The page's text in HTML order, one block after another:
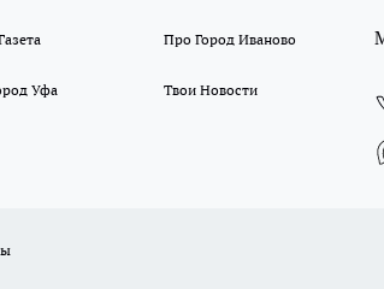
Про Город Иваново
Уфа Твои Новости